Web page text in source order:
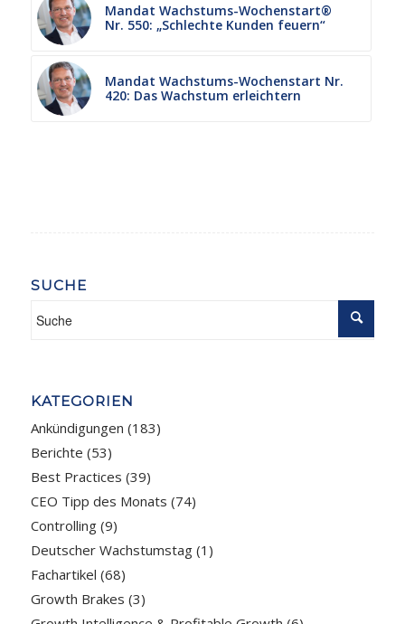
Mandat Wachstums-Wochenstart®
Nr. 550: „Schlechte Kunden feuern“
Mandat Wachstums-Wochenstart Nr.
420: Das Wachstum erleichtern
SUCHE
KATEGORIEN
Ankündigungen (183)
Berichte (53)
Best Practices (39)
CEO Tipp des Monats (74)
Controlling(9)
Deutscher Wachstumstag(1)
Fachartikel (68)
Growth Brakes (3)